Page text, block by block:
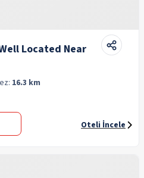
Located Near
16.3 km
Oteli İncele